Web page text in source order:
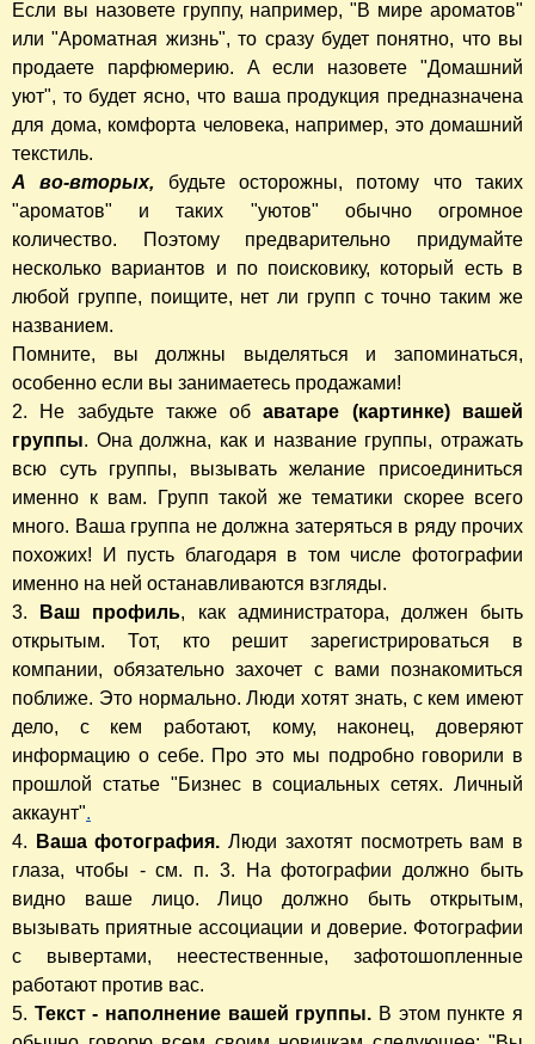
Если вы назовете группу, например, "В мире ароматов"
или "Ароматная жизнь", то сразу будет понятно, что вы
продаете парфюмерию. А если назовете "Домашний
уют", то будет ясно, что ваша продукция предназначена
для дома, комфорта человека, например, это домашний
текстиль.
А во-вторых, будьте осторожны, потому что таких
"ароматов" и таких "уютов" обычно огромное
количество. Поэтому предварительно придумайте
несколько вариантов и по поисковику, который есть в
любой группе, поищите, нет ли групп с точно таким же
названием.
Помните, вы должны выделяться и запоминаться,
особенно если вы занимаетесь продажами!
2. Не забудьте также обаватаре
(картинке) вашей
группы. Она должна, как и название группы, отражать
всю суть группы, вызывать желание присоединиться
именно к вам. Групп такой же тематики скорее всего
много. Ваша группа не должна затеряться в ряду прочих
похожих! И пусть благодаря в том числе фотографии
именно на ней останавливаются взгляды.
3.
Ваш профиль, как администратора, должен быть
открытым. Тот, кто решит зарегистрироваться в
компании, обязательно захочет с вами познакомиться
поближе. Это нормально. Люди хотят знать, с кем имеют
дело, с кем работают, кому, наконец, доверяют
информацию о себе. Про это мы подробно говорили в
прошлой статье "Бизнес в социальных сетях. Личный
аккаунт".
4.
Ваша фотография. Люди захотят посмотреть вам в
глаза, чтобы - см. п. 3. На фотографии должно быть
видно ваше лицо. Лицо должно быть открытым,
вызывать приятные ассоциации и доверие. Фотографии
с вывертами, неестественные, зафотошопленные
работают против вас.
5. Текст - наполнение вашей группы. В этом пункте я